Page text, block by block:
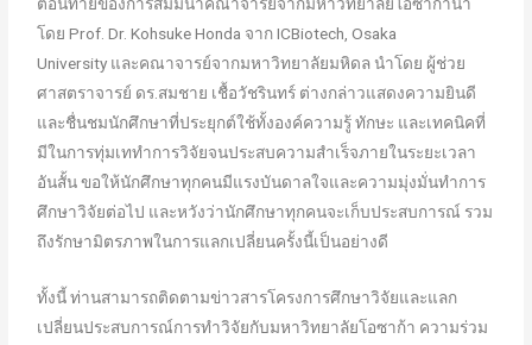
โดย Prof. Dr. Kohsuke Honda จาก ICBiotech, Osaka
University และคณาจารย์จากมหาวิทยาลัยมหิดล นำโดย ผู้ช่วย
ศาสตราจารย์ ดร.สมชาย เชื้อวัชรินทร์ ต่างกล่าวแสดงความยินดี
และชื่นชมนักศึกษาที่ประยุกต์ใช้ทั้งองค์ความรู้ ทักษะ และเทคนิคที่
มีในการทุ่มเททำการวิจัยจนประสบความสำเร็จภายในระยะเวลา
อันสั้น ขอให้นักศึกษาทุกคนมีแรงบันดาลใจและความมุ่งมั่นทำการ
ศึกษาวิจัยต่อไป และหวังว่านักศึกษาทุกคนจะเก็บประสบการณ์ รวม
ถึงรักษามิตรภาพในการแลกเปลี่ยนครั้งนี้เป็นอย่างดี
ทั้งนี้ ท่านสามารถติดตามข่าวสารโครงการศึกษาวิจัยและแลก
เปลี่ยนประสบการณ์การทำวิจัยกับมหาวิทยาลัยโอซาก้า ความร่วม